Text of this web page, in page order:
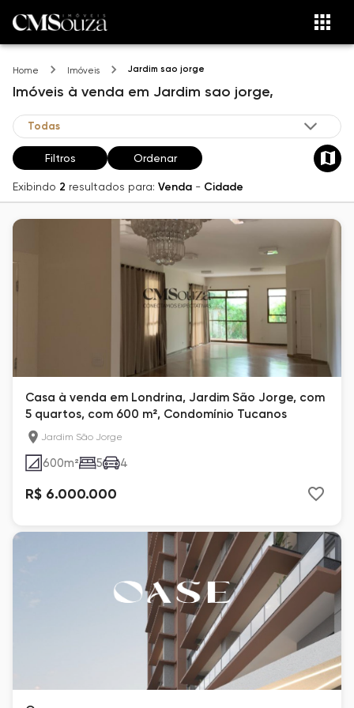
Home Imóveis Jardim sao jorge
Imóveis à venda em Jardim sao jorge,
Filtros Ordenar
Exibindo 2 resultados para: Venda - Cidade
Casa à venda em Londrina, Jardim São Jorge, com
5 quartos, com 600 m², Condomínio Tucanos
Jardim São Jorge
600m² 5 4
R$ 6.000.000